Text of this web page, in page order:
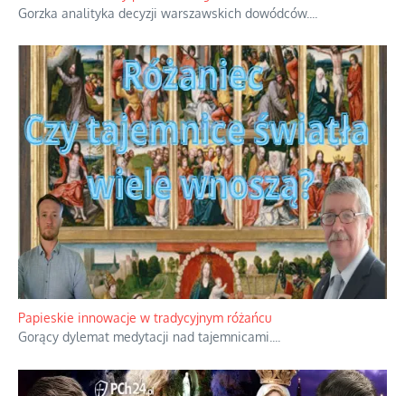
Gorzka analityka decyzji warszawskich dowódców.
Papieskie innowacje w tradycyjnym różańcu
Gorący dylemat medytacji nad tajemnicami.